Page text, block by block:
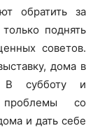
обратить за
поднять
советов.
дома в
В субботу и
проблемы со
и дать себе